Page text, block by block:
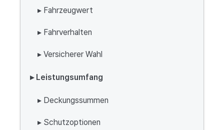
▸ Fahrzeugwert
▸ Fahrverhalten
▸ Versicherer Wahl
▸ Leistungsumfang
▸ Deckungssummen
▸ Schutzoptionen